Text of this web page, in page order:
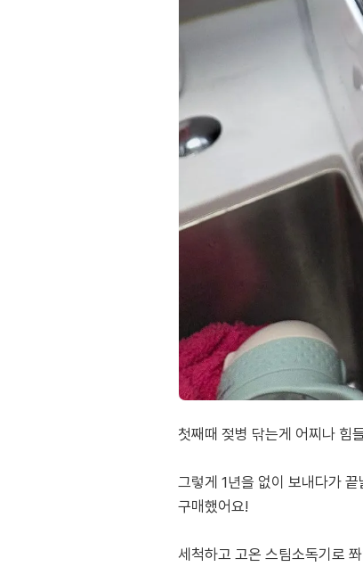
첫째때 젖병 닦는게 어찌나 힘
그렇게 1년을 없이 보내다가
구매했어요!
세척하고 고온 스팀소독기로